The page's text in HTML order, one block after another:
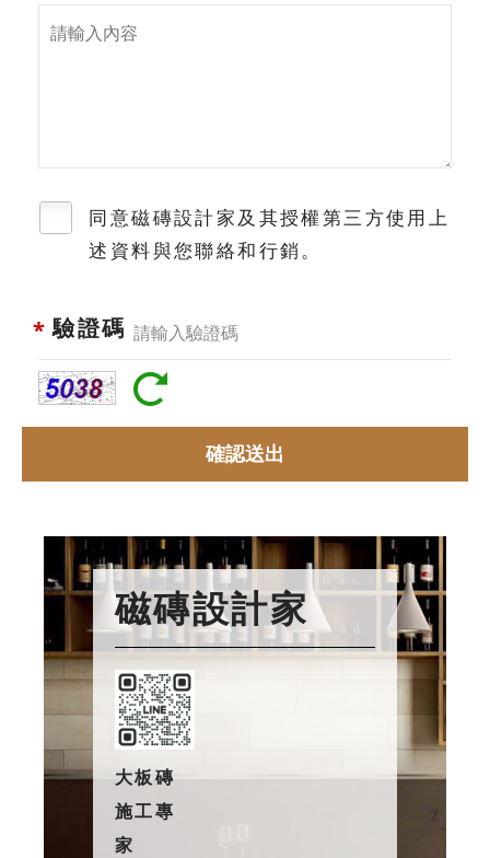
同意磁磚設計家及其授權第三方使用上
述資料與您聯絡和行銷。
驗證碼
磁磚設計家
大板磚
施工專
家